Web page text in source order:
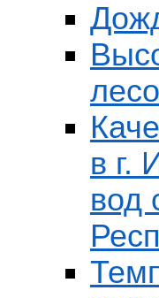
в г.
вод